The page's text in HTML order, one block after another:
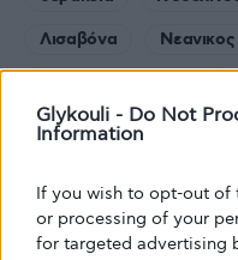
Glykouli - Do Not
Information
If you wish to opt-out of
or processing of your
for targeted advertising
Λισαβόνα
Share